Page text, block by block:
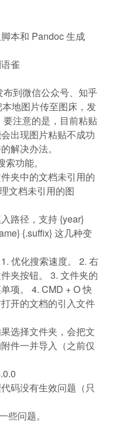
本和 Pandoc 生成
雀
到微信公众号、知乎
地图片传至图床，发
要注意的是，目前粘贴
出现图片粘贴不成功
解决办法。
功能。
夹中的文档未引用的
文档未引用的图
路径，支持 {year}
{.suffix} 这几种变
优化搜索速度。 2. 右
夹按钮。 3. 文件夹的
项。 4. CMD + O 快
开的文档的引入文件
选择文件夹，会把文
件一并导入（之前仅
码没有生效问题（只
些问题。